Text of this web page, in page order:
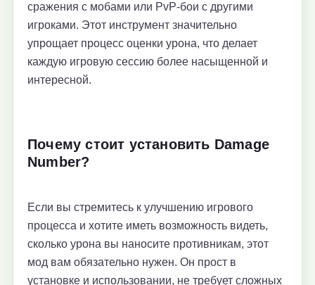
сражения с мобами или PvP-бои с другими
игроками. Этот инструмент значительно
упрощает процесс оценки урона, что делает
каждую игровую сессию более насыщенной и
интересной.
Почему стоит установить Damage
Number?
Если вы стремитесь к улучшению игрового
процесса и хотите иметь возможность видеть,
сколько урона вы наносите противникам, этот
мод вам обязательно нужен. Он прост в
установке и использовании, не требует сложных